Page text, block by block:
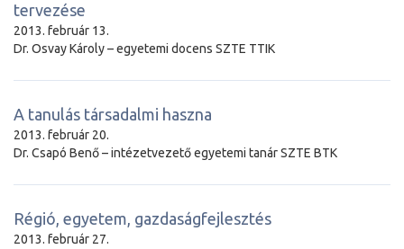
tervezése
2013. február 13.
Dr. Osvay Károly – egyetemi docens SZTE TTIK
A tanulás társadalmi haszna
2013. február 20.
Dr. Csapó Benő – intézetvezető egyetemi tanár SZTE BTK
Régió, egyetem, gazdaságfejlesztés
2013. február 27.